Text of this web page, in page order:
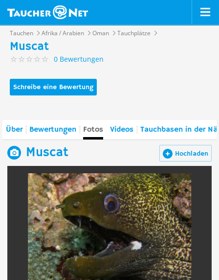
Tauchen Afrika / Arabien Oman Tauchplätze
Muscat
0 Bewertungen
Schreibe eine Bewertung
Über Bewertungen Fotos Videos Tauchbasen in der
Hochladen
Muscat